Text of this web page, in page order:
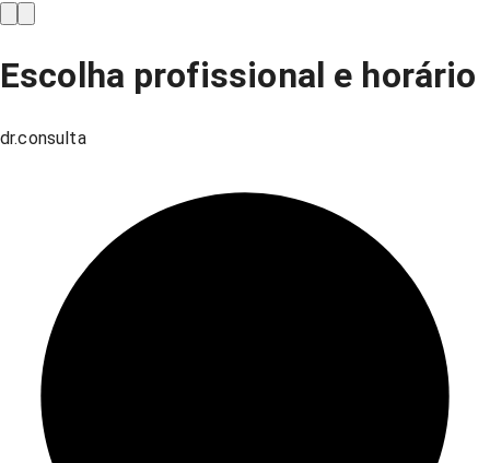
Escolha profissional e horário
dr.consulta